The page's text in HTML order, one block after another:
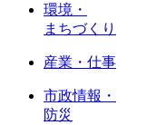
環境・
まちづくり
産業・仕事
市政情報・
防災